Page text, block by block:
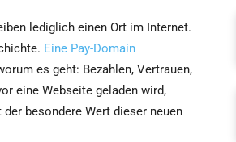
lediglich einen Ort im Internet.
Eine Pay-Domain
es geht: Bezahlen, Vertrauen,
eine Webseite geladen wird,
besondere Wert dieser neuen